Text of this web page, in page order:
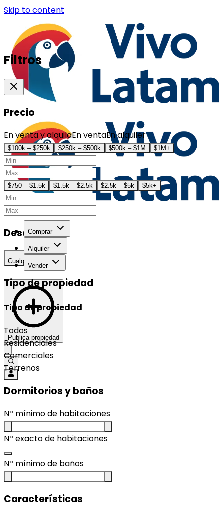
Skip to content
Comprar
Alquiler
Vender
Publica propiedad
Filtros
Precio
En venta y alquilaEn ventaEn alquiler
$100k – $250k $250k – $500k $500k – $1M $1M+
$750 – $1.5k $1.5k – $2.5k $2.5k – $5k $5k+
Desarrollo
Cualquier
Tipo de propiedad
Tipo de propiedad
Todos
Residenciales
Comerciales
Terrenos
Dormitorios y baños
Nº mínimo de habitaciones
Nº exacto de habitaciones
Nº mínimo de baños
Características